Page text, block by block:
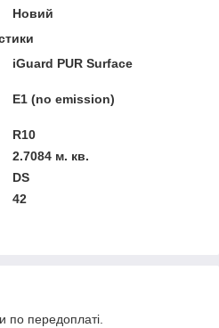
Новий
iGuard PUR Surface
E1 (no emission)
R10
2.7084 м. кв.
DS
42
по передоплаті.